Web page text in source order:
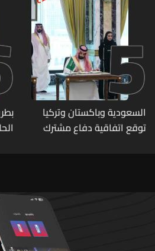
5
السعودية وباكستان وتركيا
توقع اتفاقية دفاع مشترك